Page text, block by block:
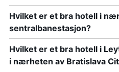
Hvilket er et bra hotell i
sentralbanestasjon?
Hvilket er et bra hotell i
i nærheten av Bratislava